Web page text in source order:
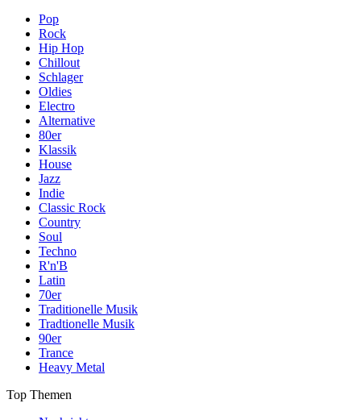
Pop
Rock
Hip Hop
Chillout
Schlager
Oldies
Electro
Alternative
80er
Klassik
House
Jazz
Indie
Classic Rock
Country
Soul
Techno
R'n'B
Latin
70er
Traditionelle Musik
Tradtionelle Musik
90er
Trance
Heavy Metal
Top Themen